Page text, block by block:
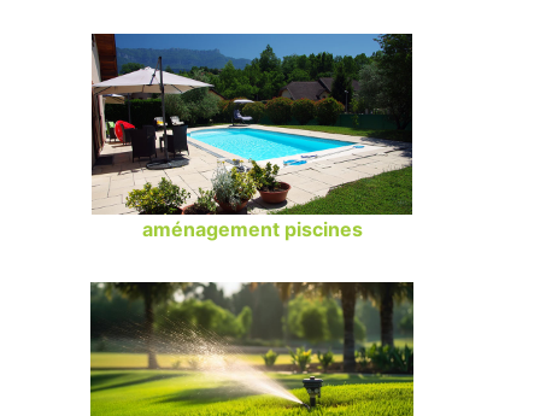
aménagement piscines